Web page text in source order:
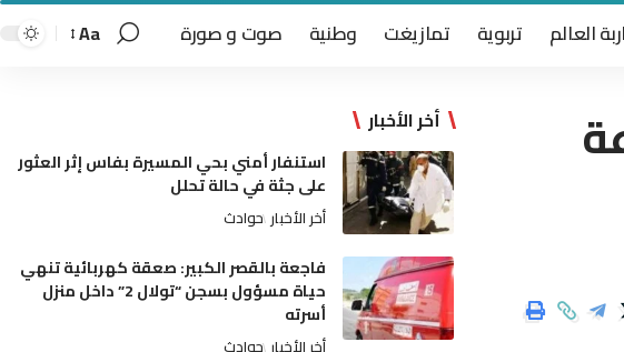
العالم تربوية تمازيغت وطنية صوت و صورة Aa
أخر الأخبار
استنفار أمني بحي المسيرة بفاس إثر العثور
على جثة في حالة تحلل
أخر الأخبار حوادث
فاجعة بالقصر الكبير: صعقة كهربائية تنهي
حياة مسؤول بسجن “تولال 2” داخل منزل
أسرته
أخر الأخبار حوادث